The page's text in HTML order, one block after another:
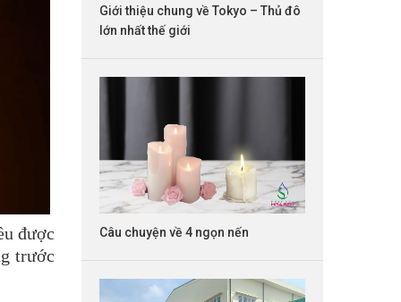
được
trước
Giới thiệu chung về Tokyo – Thủ đô
lớn nhất thế giới
Câu chuyện về 4 ngọn nến